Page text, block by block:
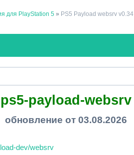
для PlayStation 5 » PS5 Payload websrv v0.34
ps5-payload-websrv
обновление от 03.08.2026
dev/websrv